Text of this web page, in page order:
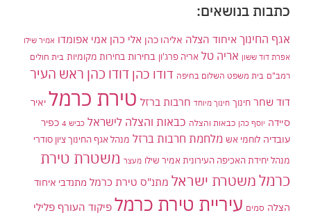
כתבות בנושאים:
אגף החינוך איחוד הצלה אליהו כהן אלי כהן אמי אפומדו אמיר שילו
אפרת דוד ששון אריה טל אריה פרג'ון בחירות בחירות מקומיות בית חולים
רמב"ם בית משפט השלום בחיפה דודו כהן דודו כהן ראש העיר
דוד שחר חינוך חינוך מיוחד חרבות ברזל טירת כרמל יאיר
סיידה יוסף כהן כבאות והצלה כבאות והצלה לישראל כביש 4
כפיר
עובדיה לוחמי אש מלחמת חרבות ברזל מנהל אגף החינוך ציון סודרי
מנהל יחידת האכיפה העירונית אמיר שילו מעצר משטרת טירת
כרמלמשטרת ישראל מתנ"ס טירת כרמל מתנדבי איחוד
הצלה סמים עיריית טירת כרמל פיקוד העורף פלילי